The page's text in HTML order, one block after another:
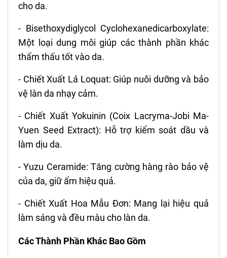
cho da.
- Bisethoxydiglycol Cyclohexanedicarboxylate:
Một loại dung môi giúp các thành phần khác
thẩm thấu tốt vào da.
- Chiết Xuất Lá Loquat: Giúp nuôi dưỡng và bảo
vệ làn da nhạy cảm.
- Chiết Xuất Yokuinin (Coix Lacryma-Jobi Ma-
Yuen Seed Extract): Hỗ trợ kiểm soát dầu và
làm dịu da.
- Yuzu Ceramide: Tăng cường hàng rào bảo vệ
của da, giữ ẩm hiệu quả.
- Chiết Xuất Hoa Mẫu Đơn: Mang lại hiệu quả
làm sáng và đều màu cho làn da.
Các Thành Phần Khác Bao Gồm